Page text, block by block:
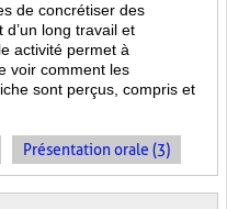
de concrétiser des
d’un long travail et
activité permet à
voir comment les
sont perçus, compris et
Présentation orale (3)